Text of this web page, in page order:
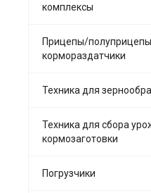
комплексы
Прицепы/
кормораздатчики
Техника для
Техника для сбора
кормозаготовки
Погрузчики